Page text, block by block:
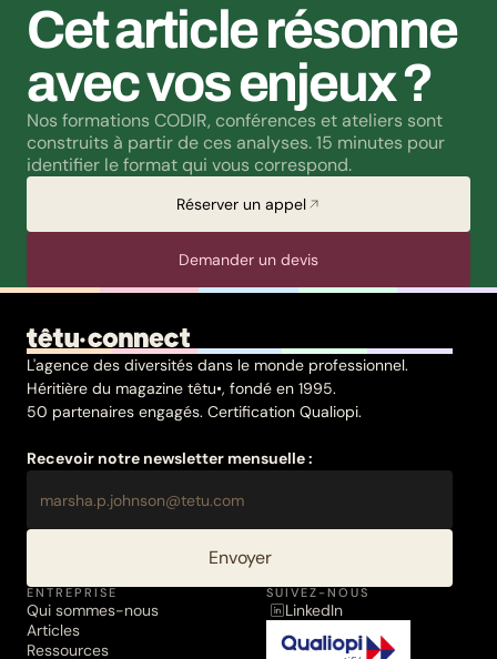
Cet article résonne
avec vos enjeux ?
Nos formations CODIR, conférences et ateliers sont
construits à partir de ces analyses. 15 minutes pour
identifier le format qui vous correspond.
Réserver un appel
Demander un devis
L'agence des diversités dans le monde professionnel.
Héritière du magazine têtu•, fondé en 1995.
50 partenaires engagés. Certification Qualiopi.
Recevoir notre newsletter mensuelle :
Envoyer
ENTREPRISE
Qui sommes-nous
Articles
Ressources
SUIVEZ-NOUS
LinkedIn